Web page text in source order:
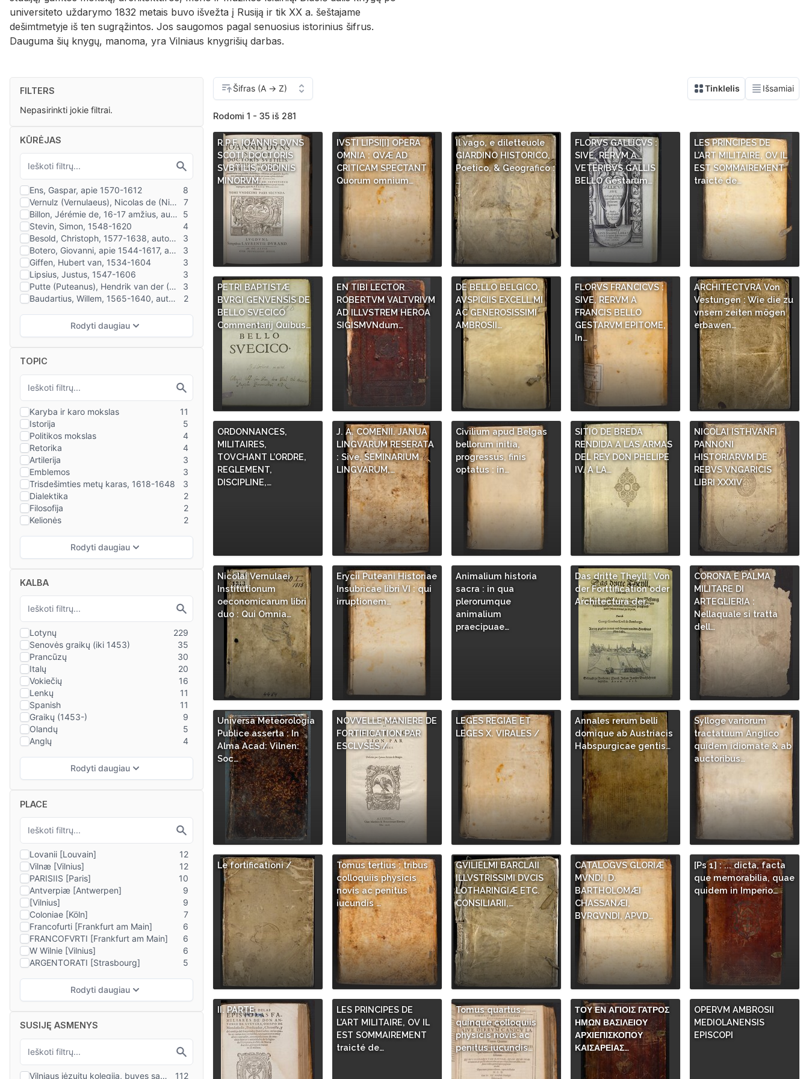
universiteto uždarymo 1832 metais buvo išvežta į Rusiją ir tik XX a. šeštajame
dešimtmetyje iš ten sugrąžintos. Jos saugomos pagal senuosius istorinius šifrus.
Dauguma šių knygų, manoma, yra Vilniaus knygrišių darbas.
FILTERS
Nepasirinkti jokie filtrai.
KŪRĖJAS
TOPIC
KALBA
PLACE
SUSIJĘ ASMENYS
Rodomi 1 - 35 iš 281
R.P.F. IOANNIS DVNS
SCOTI, DOCTORIS
SVBTILIS, ORDINIS
MINORVM,…
IVSTI LIPSI[I] OPERA
OMNIA : QVÆ AD
CRITICAM SPECTANT
Quorum omnium…
Il vago, e diletteuole
GIARDINO HISTORICO,
Poetico, & Geografico :
…
FLORVS GALLICVS :
SIVE, RERVM A
VETERIBVS GALLIS
BELLO Gestarum…
LES PRINCIPES DE
L’ART MILITAIRE, OV IL
EST SOMMAIREMENT
traicté de…
PETRI BAPTISTÆ
BVRGI GENVENSIS DE
BELLO SVECICO
Commentarij Quibus…
EN TIBI LECTOR
ROBERTVM VALTVRIVM
AD ILLVSTREM HEROA
SIGISMVNdum…
DE BELLO BELGICO,
AVSPICIIS EXCELL.MI
AC GENEROSISSIMI
AMBROSII…
FLORVS FRANCICVS :
SIVE, RERVM A
FRANCIS BELLO
GESTARVM EPITOME,
In…
ARCHITECTVRA Von
Vestungen : Wie die zu
vnsern zeiten mögen
erbawen…
ORDONNANCES,
MILITAIRES,
TOVCHANT L’ORDRE,
REGLEMENT,
DISCIPLINE,…
J. A. COMENII. JANUA
LINGVARUM RESERATA
: Sive, SEMINARIUM
LINGVARUM,…
Civilium apud Belgas
bellorum initia,
progressus, finis
optatus : in…
SITIO DE BREDA
RENDIDA A LAS ARMAS
DEL REY DON PHELIPE
IV. A LA…
NICOLAI ISTHVANFI
PANNONI
HISTORIARVM DE
REBVS VNGARICIS
LIBRI XXXIV
Nicolai Vernulaei
Institutionum
oeconomicarum libri
duo : Qui Omnia…
Erycii Puteani Historiae
Insubricae libri VI : qui
irruptionem…
Animalium historia
sacra : in qua
plerorumque
animalium
praecipuae…
Das dritte Theyll : Von
der Forttification oder
Architectura der…
CORONA E PALMA
MILITARE DI
ARTEGLIERIA :
Nellaquale si tratta
dell…
Universa Meteorologia
Publice asserta : In
Alma Acad: Vilnen:
Soc…
NOVVELLE MANIERE DE
FORTIFICATION PAR
ESCLVSES /
LEGES REGIAE ET
LEGES X. VIRALES /
Annales rerum belli
domique ab Austriacis
Habspurgicae gentis…
Sylloge variorum
tractatuum Anglico
quidem idiomate & ab
auctoribus…
Le fortificationi /
Tomus tertius : tribus
colloquiis physicis
novis ac penitus
iucundis …
GVILIELMI BARCLAII
ILLVSTRISSIMI DVCIS
LOTHARINGIÆ ETC.
CONSILIARII,…
CATALOGVS GLORIÆ
MVNDI, D.
BARTHOLOMÆI
CHASSANÆI,
BVRGVNDI, APVD…
[Ps 1] : ... dicta, facta
que memorabilia, quae
quidem in Imperio…
II. PARTE
LES PRINCIPES DE
L’ART MILITAIRE, OV IL
EST SOMMAIREMENT
traicté de…
Tomus quartus :
quinque colloquiis
physicis novis ac
penitus iucundis…
ΤΟΥ ΕΝ ΑΓΙΟΙΣ ΓΑΤΡΟΣ
ΗΜΩΝ ΒΑΣΙΛΕΙΟΥ
ΑΡΧΙΕΠΙΣΚΟΠΟΥ
ΚΑΙΣΑΡΕΙΑΣ…
OPERVM AMBROSII
MEDIOLANENSIS
EPISCOPI